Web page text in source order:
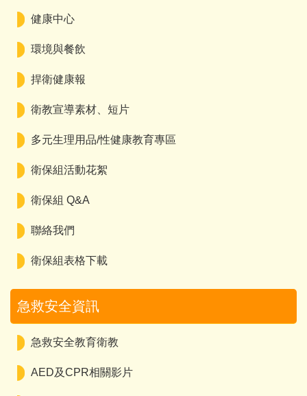
健康中心
環境與餐飲
捍衛健康報
衛教宣導素材、短片
多元生理用品/性健康教育專區
衛保組活動花絮
衛保組 Q&A
聯絡我們
衛保組表格下載
急救安全資訊
急救安全教育衛教
AED及CPR相關影片